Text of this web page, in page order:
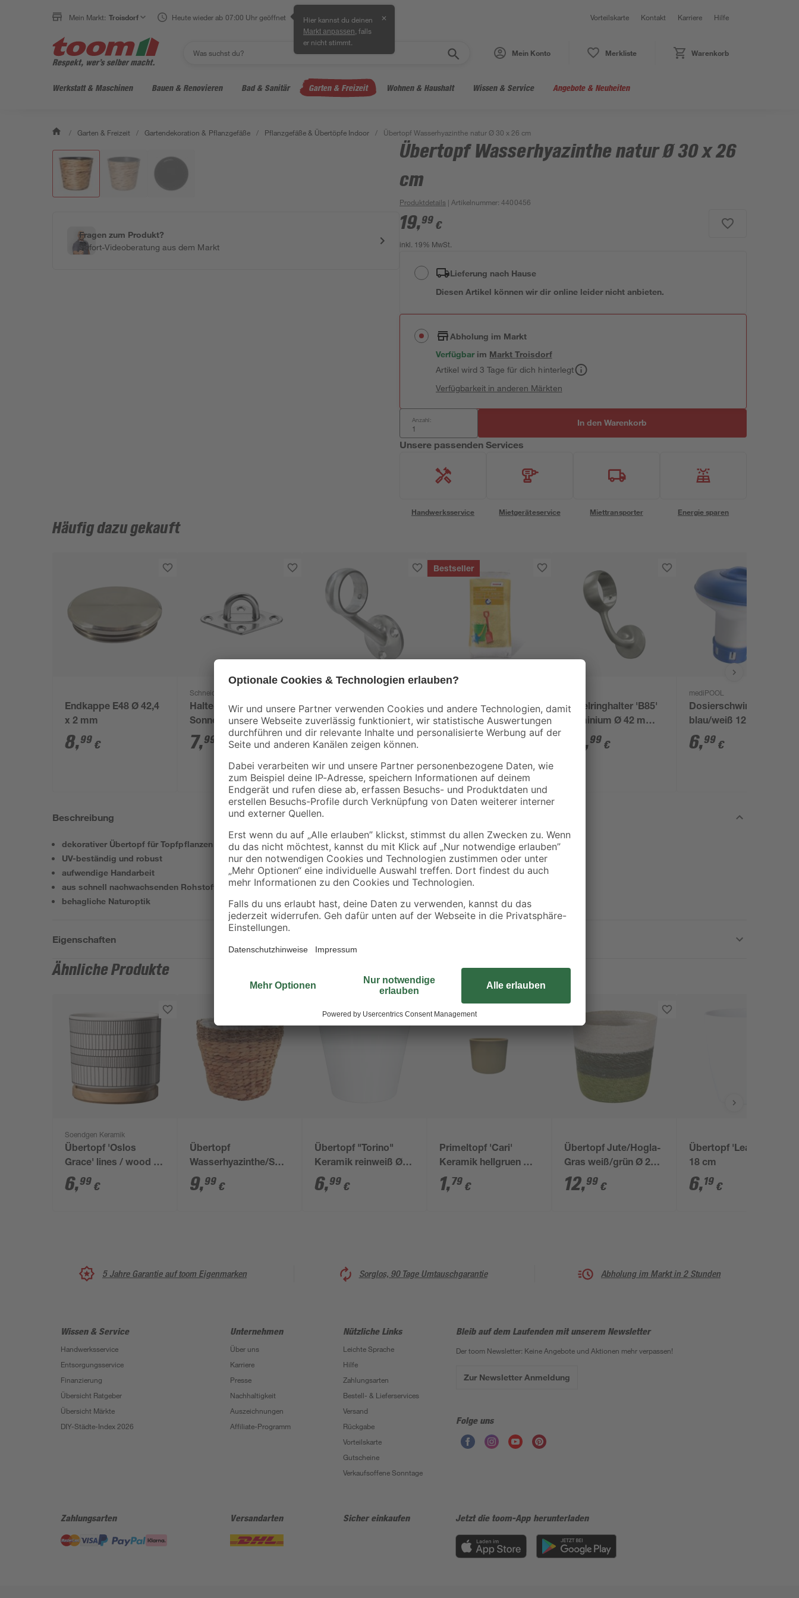
Mein Markt: Troisdorf Heute wieder ab 07:00 Uhr geöffnet Hier kannst du deinen
Markt anpassen , falls
er nicht stimmt.
✕ Vorteilskarte Kontakt Karriere Hilfe
Mein Konto Merkliste Warenkorb
Werkstatt & Maschinen Bauen & Renovieren Bad & Sanitär Garten & Freizeit Wohnen & Haushalt Wissen & Service Angebote & Neuheiten
/ Garten & Freizeit / Gartendekoration & Pflanzgefäße / Pflanzgefäße & Übertöpfe Indoor / Übertopf Wasserhyazinthe natur Ø 30 x 26 cm
Fragen zum Produkt?
Sofort-Videoberatung aus dem Markt
Übertopf Wasserhyazinthe natur Ø 30 x 26
cm
Produktdetails | Artikelnummer:4400456
19,99 €
inkl. 19% MwSt.
Lieferung nach Hause
Diesen Artikel können wir dir online leider nicht anbieten.
Abholung im Markt
Verfügbar im MarktTroisdorf
Artikel wird 3 Tage für dich hinterlegt
Verfügbarkeit in anderen Märkten
Anzahl: In den Warenkorb
Unsere passenden Services
Handwerksservice Mietgeräteservice Miettransporter Energie sparen
Häufig dazu gekauft
Endkappe E48 Ø 42,4
x 2 mm
8,99 €
Schneider
Halte-Öse für
Sonnensegel 65 x 40 x
28 mm
7,99
Kugelringhalter 'B103'
Edelstahloptik mit 3-
Punktbefestigung
39,99€
Bestseller
Spielsand beige 0-2
mm 25 kg
3,49
0,14 € / Kilogramm
Kugelringhalter 'B85'
Aluminium Ø 42 mm,
2 Stück
,99 €
mediPOOL
Dosierschwimmer
blau/weiß 12 x 12 cm,
für 20 g Tabs
6,99 €
Beschreibung
dekorativer Übertopf für Topfpflanzen und -blumen
UV-beständig und robust
aufwendige Handarbeit
aus schnell nachwachsenden Rohstoffen
behagliche Naturoptik
Eigenschaften
Ähnliche Produkte
Soendgen Keramik
Übertopf 'Oslos
Grace' lines / wood Ø
13 x 12 cm
6,99 €
Übertopf
Wasserhyazinthe/Seegras
Ø 18 x 16 cm
9,99 €
Übertopf "Torino"
Keramik reinweiß Ø
19 cm
6,99 €
Primeltopf 'Cari'
Keramik hellgruen Ø
11,9 x 10 cm
1,79 €
Übertopf Jute/Hogla-
Gras weiß/grün Ø 20 x
19 cm
12,99 €
Übertopf 'Lea' weiß Ø
18 cm
6,19 €
5 Jahre Garantie auf toom Eigenmarken Sorglos, 90 Tage Umtauschgarantie Abholung im Markt in 2 Stunden
Wissen & Service
Handwerksservice
Entsorgungsservice
Finanzierung
Übersicht Ratgeber
Übersicht Märkte
DIY-Städte-Index 2026
Unternehmen
Über uns
Karriere
Presse
Nachhaltigkeit
Auszeichnungen
Affiliate-Programm
Nützliche Links
Leichte Sprache
Hilfe
Zahlungsarten
Bestell- & Lieferservices
Versand
Rückgabe
Vorteilskarte
Gutscheine
Verkaufsoffene Sonntage
Bleib auf dem Laufenden mit unserem Newsletter
Der toom Newsletter: Keine Angebote und Aktionen mehr verpassen!
Zur Newsletter Anmeldung
Folge uns
Zahlungsarten Versandarten Sicher einkaufen Jetzt die toom-App herunterladen